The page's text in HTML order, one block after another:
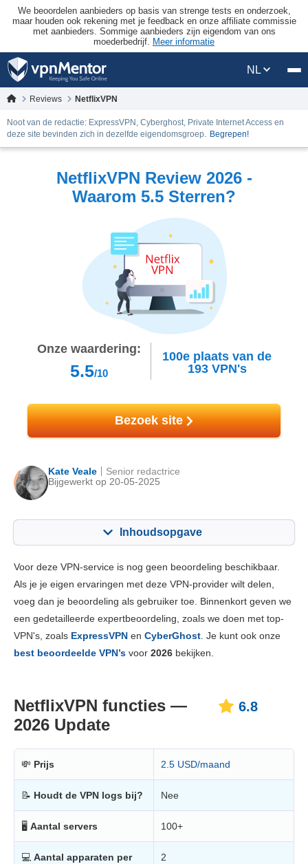
We beoordelen aanbieders op basis van strenge tests en onderzoek,
maar houden ook rekening met je feedback en onze affiliate commissie
met aanbieders. Sommige aanbieders zijn eigendom van ons
moederbedrijf. Meer informatie
NL
Reviews NetflixVPN
Noot van de redactie: ExpressVPN, Cyberghost, Private Internet Access en
deze site bevinden zich in dezelfde eigendomsgroep. Begrepen!
NetflixVPN Review 2026 -
Waarom 5.5 Sterren?
Onze waardering:
5.5/10
100e plaats van de
193VPN's
Bezoek site
Kate Veale
Bijgewerkt op 20-05-2025
Senior redactrice
Inhoudsopgave
Belangrijkste functies 6.8
Installatie en apps 6.8
Betrouwbaarheid & Ondersteuning 4.8
Voor deze VPN-service is nog geen beoordeling beschikbaar.
Als je je eigen ervaringen met deze VPN-provider wilt delen,
voeg dan je beoordeling als gebruiker toe. Binnenkort geven we
een gedetailleerde expertbeoordeling, zoals we doen met top-
VPN's, zoals ExpressVPN en CyberGhost. Je kunt ook onze
best beoordeelde VPN’s voor 2026 bekijken.
NetflixVPN functies —
2026 Update
6.8
💸 Prijs 2.5 USD/maand
📝 Houdt de VPN logs bij? Nee
🖥 Aantal servers 100+
💻 Aantal apparaten per
2